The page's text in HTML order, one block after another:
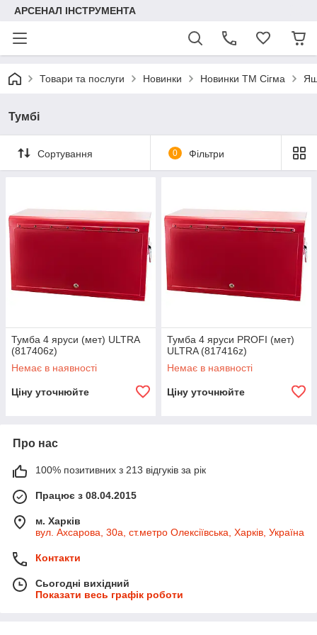
АРСЕНАЛ ІНСТРУМЕНТА
Товари та послуги Новинки Новинки ТМ Сігма
Тумбі
Сортування 0 Фільтри
Тумба 4 яруси (мет) ULTRA
(817406z)
Немає в наявності
Ціну уточнюйте
Тумба 4 яруси PROFI (мет)
ULTRA (817416z)
Немає в наявності
Ціну уточнюйте
Про нас
100% позитивних з 213 відгуків за рік
Працює з 08.04.2015
м. Харків
вул. Ахсарова, 30а, ст.метро Олексіївська, Харків, Україна
Контакти
Сьогодні вихідний
Показати весь графік роботи